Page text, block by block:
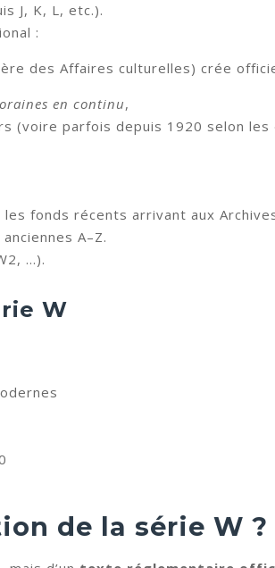
J, K, L, etc.).
:
des Affaires culturelles) crée
en continu,
(voire parfois depuis 1920 selon
fonds récents arrivant aux
A–Z.
…).
W
de la série W ?